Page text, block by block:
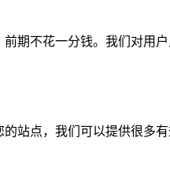
期不花一分钱。我们对用
站点，我们可以提供很多